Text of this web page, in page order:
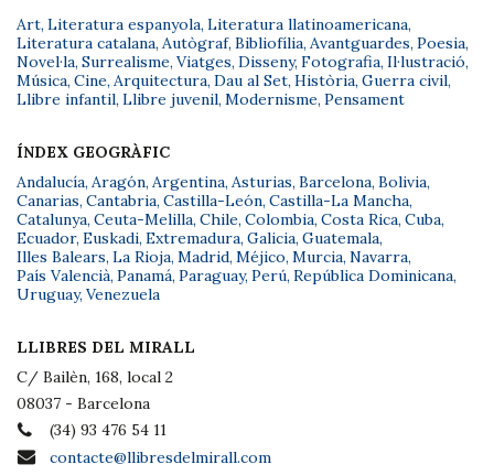
Art, Literatura espanyola, Literatura llatinoamericana,
Literatura catalana, Autògraf, Bibliofília, Avantguardes, Poesia,
Novel·la, Surrealisme, Viatges, Disseny, Fotografia, Il·lustració,
Música, Cine, Arquitectura, Dau al Set, Història, Guerra civil,
Llibre infantil, Llibre juvenil, Modernisme, Pensament
ÍNDEX GEOGRÀFIC
Andalucía, Aragón, Argentina, Asturias, Barcelona, Bolivia,
Canarias, Cantabria, Castilla-León, Castilla-La Mancha,
Catalunya, Ceuta-Melilla, Chile, Colombia, Costa Rica, Cuba,
Ecuador, Euskadi, Extremadura, Galicia, Guatemala,
Illes Balears, La Rioja, Madrid, Méjico, Murcia, Navarra,
País Valencià, Panamá, Paraguay, Perú, República Dominicana,
Uruguay, Venezuela
LLIBRES DEL MIRALL
C/ Bailèn, 168, local 2
08037 - Barcelona
(34) 93 476 54 11
contacte@llibresdelmirall.com